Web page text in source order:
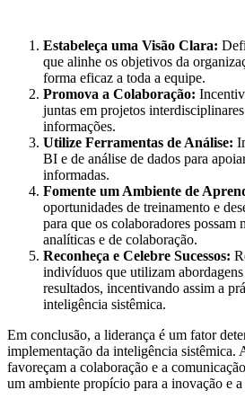
Estabeleça uma Visão Clara:
que alinhe os objetivos da
forma eficaz a toda a equipe.
Promova a Colaboração:
juntas em projetos
informações.
Utilize Ferramentas de Análise:
BI e de análise de dados para
informadas.
Fomente um Ambiente de
oportunidades de treinamento e
para que os colaboradores possam
analíticas e de colaboração.
Reconheça e Celebre Sucessos:
indivíduos que utilizam
resultados, incentivando assim a
inteligência sistêmica.
Em conclusão, a liderança é um fator
implementação da inteligência sistêmica.
favoreçam a colaboração e a
um ambiente propício para a inovação e